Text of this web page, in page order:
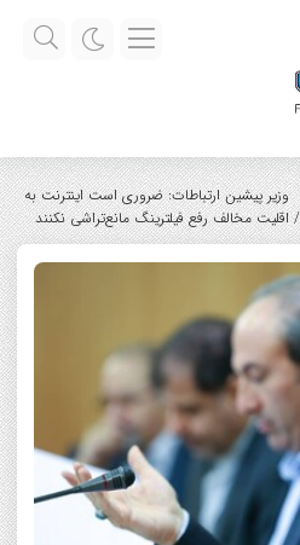
وزیر پیشین ارتباطات: ضروری است اینترنت به
مخالف رفع فیلترینگ مانع‌تراشی نکنند